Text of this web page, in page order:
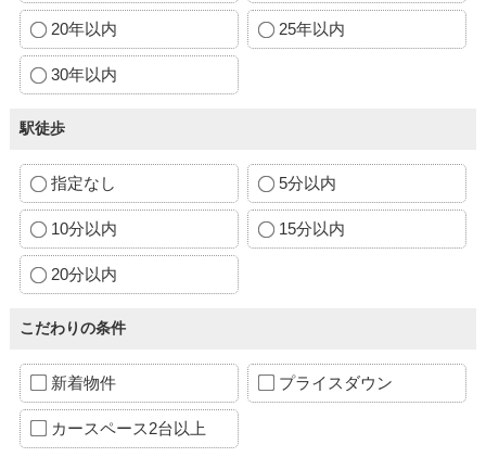
20年以内 25年以内
30年以内
駅徒歩
指定なし 5分以内
10分以内 15分以内
20分以内
こだわりの条件
新着物件 プライスダウン
カースペース2台以上